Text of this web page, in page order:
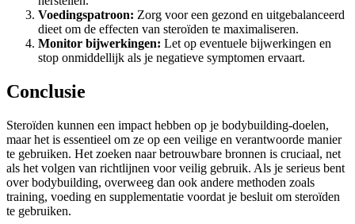
Voedingspatroon: Zorg voor een gezond en uitgebalanceerd
dieet om de effecten van steroïden te maximaliseren.
Monitor bijwerkingen: Let op eventuele bijwerkingen en
stop onmiddellijk als je negatieve symptomen ervaart.
Conclusie
Steroïden kunnen een impact hebben op je bodybuilding-doelen,
maar het is essentieel om ze op een veilige en verantwoorde manier
te gebruiken. Het zoeken naar betrouwbare bronnen is cruciaal, net
als het volgen van richtlijnen voor veilig gebruik. Als je serieus bent
over bodybuilding, overweeg dan ook andere methoden zoals
training, voeding en supplementatie voordat je besluit om steroïden
te gebruiken.